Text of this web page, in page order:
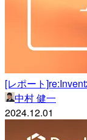
[レポート
中村 健一
2024.12.01